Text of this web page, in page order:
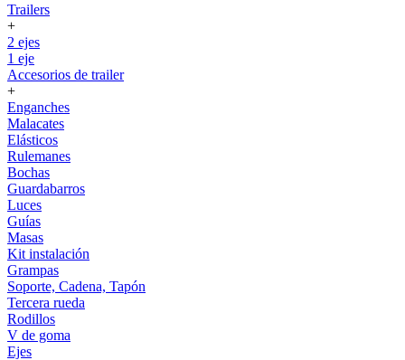
Trailers
+
2 ejes
1 eje
Accesorios de trailer
+
Enganches
Malacates
Elásticos
Rulemanes
Bochas
Guardabarros
Luces
Guías
Masas
Kit instalación
Grampas
Soporte, Cadena, Tapón
Tercera rueda
Rodillos
V de goma
Ejes